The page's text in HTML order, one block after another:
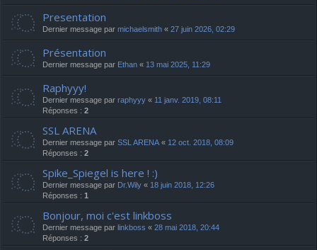
Presentation
Dernier message par michaelsmith « 27 juin 2026, 02:29
Présentation
Dernier message par Ethan « 13 mai 2025, 11:29
Raphyyy!
Dernier message par raphyyy « 11 janv. 2019, 08:11
Réponses : 2
SSL ARENA
Dernier message par SSL ARENA « 12 oct. 2018, 08:09
Réponses : 2
Spike_Spiegel is here ! :)
Dernier message par Dr.Wily « 18 juin 2018, 12:26
Réponses : 1
Bonjour, moi c'est linkboss
Dernier message par linkboss « 28 mai 2018, 20:44
Réponses : 2